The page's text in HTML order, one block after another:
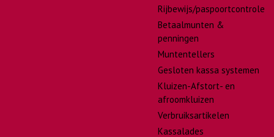
Rijbewijs/paspoortcontrole
Betaalmunten &
penningen
Muntentellers
Gesloten kassa systemen
Kluizen-Afstort- en
afroomkluizen
Verbruiksartikelen
Kassalades